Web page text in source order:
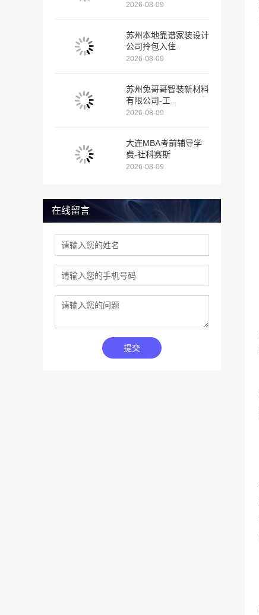
2026-08-09
苏州本地靠谱家装设计
公司拎包入住..
2026-08-09
苏州兔哥哥智装新材料
有限公司-工..
2026-08-09
大连MBA考前辅导学
费-社科赛斯
2026-08-09
在线留言
提交